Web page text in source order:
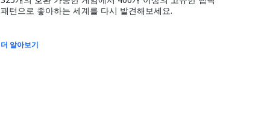
패턴으로 좋아하는 세계를 다시 발견해보세요.
더 알아보기